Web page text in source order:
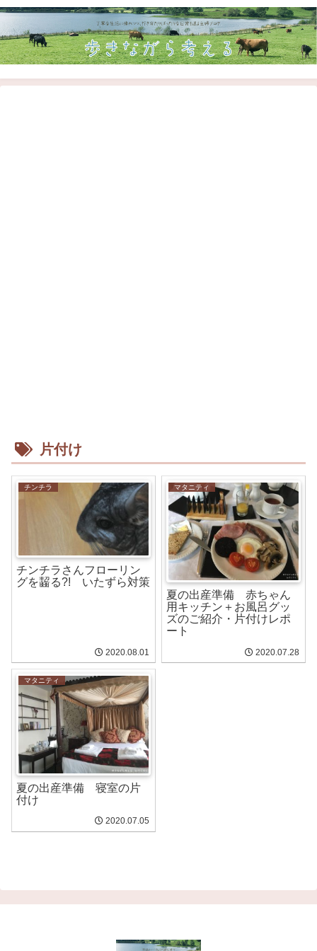
片付け
チンチラ
チンチラさんフローリン
グを齧る?! いたずら対策
2020.08.01
マタニティ
夏の出産準備 赤ちゃん
用キッチン＋お風呂グッ
ズのご紹介・片付けレポ
ート
2020.07.28
マタニティ
夏の出産準備 寝室の片
付け
2020.07.05